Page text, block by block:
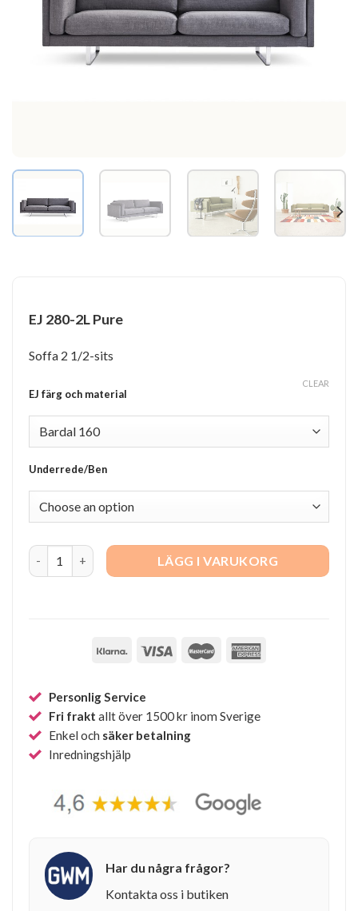
EJ 280-2L Pure
Soffa 2 1/2-sits
EJ färg och material
Underrede/Ben
CLEAR
EJ 280-2L Pure quantity LÄGG I VARUKORG
Personlig Service
Fri frakt allt över 1500 kr inom Sverige
Enkel och säker betalning
Inredningshjälp
Har du några frågor?
Kontakta oss i butiken